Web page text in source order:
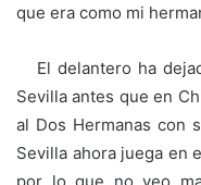
que era como mi
El delantero ha
Sevilla antes que en
al Dos Hermanas con
Sevilla ahora juega en